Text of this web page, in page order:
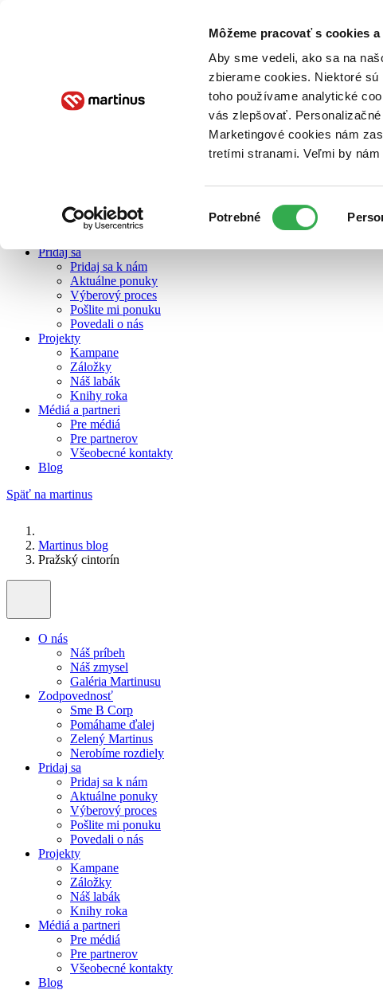
Môžeme pracovať s cookies
Aby sme vedeli, ako sa na
zbierame cookies. Niektoré
toho používame analytické
vás zlepšovať.
Marketingové cookies nám
tretími stranami. Veľmi by
súhlasu
Potrebné
Pomáhame ďalej
Zelený Martinus
Pridaj sa
Pridaj sa k nám
Aktuálne ponuky
Výberový proces
Pošlite mi ponuku
Povedali o nás
Projekty
Kampane
Záložky
Náš labák
Knihy roka
Médiá a partneri
Pre médiá
Pre partnerov
Všeobecné kontakty
Blog
Späť na martinus
Martinus blog
Pražský cintorín
O nás
Náš príbeh
Náš zmysel
Galéria Martinusu
Zodpovednosť
Sme B Corp
Pomáhame ďalej
Zelený Martinus
Nerobíme rozdiely
Pridaj sa
Pridaj sa k nám
Aktuálne ponuky
Výberový proces
Pošlite mi ponuku
Povedali o nás
Projekty
Kampane
Záložky
Náš labák
Knihy roka
Médiá a partneri
Pre médiá
Pre partnerov
Všeobecné kontakty
Blog